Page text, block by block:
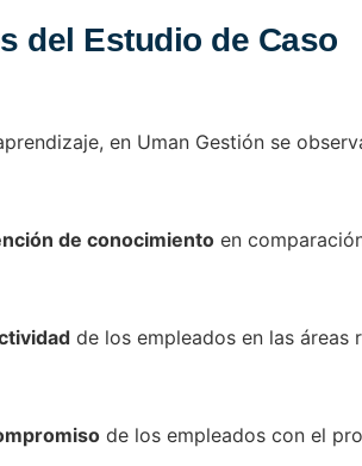
del Estudio de Caso
en Uman Gestión se
de conocimiento en
de los empleados en las áreas
de los empleados con el